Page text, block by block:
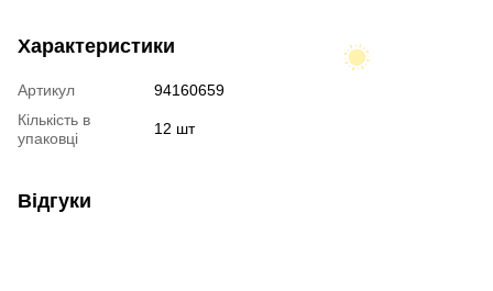
Характеристики
Артикул
94160659
Кількість в
упаковці
12 шт
Відгуки